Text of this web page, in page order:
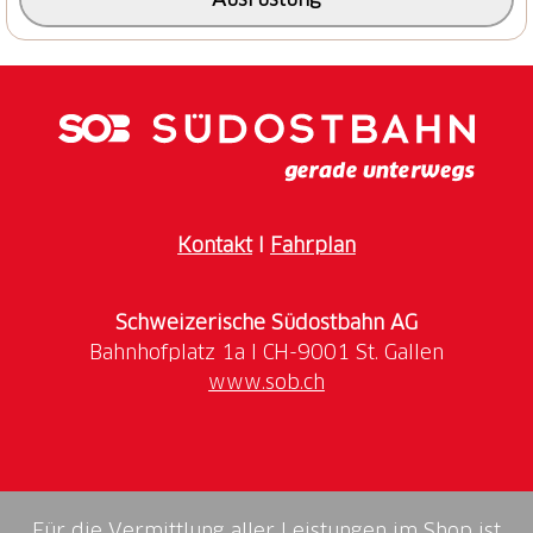
selbst herrscht Bikeverbot.
KontaktI Fahrplan
Schweizerische Südostbahn AG
www.sob.ch